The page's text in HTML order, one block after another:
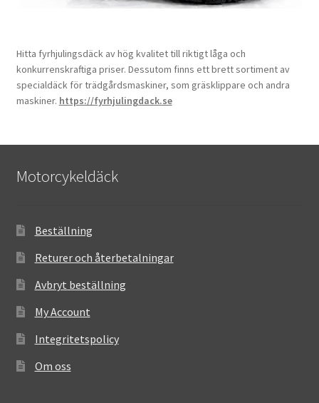
Hitta fyrhjulingsdäck av hög kvalitet till riktigt låga och
konkurrenskraftiga priser. Dessutom finns ett brett sortiment av
specialdäck för trädgårdsmaskiner, som gräsklippare och andra
maskiner. https://fyrhjulingdack.se
Motorcykeldäck
Beställning
Returer och återbetalningar
Avbryt beställning
My Account
Integritetspolicy
Om oss